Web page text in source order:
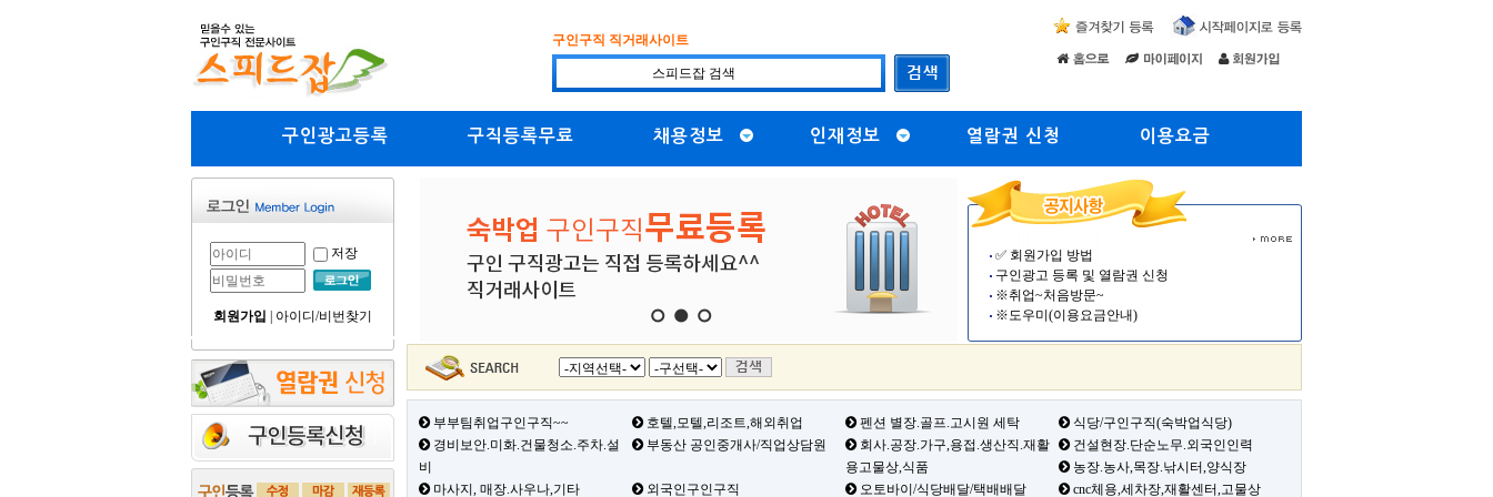
구인구직 직거래사이트
구인광고등록 구직등록무료 채용정보 인재정보 열람권 신청 이용요금
저장
회원가입
아이디/비번찾기
✅ 회원가입 방법
구인광고 등록 및 열람권 신청
※취업~처음방문~
※도우미(이용요금안내)
부부팀취업구인구직~~ 호텔,모텔,리조트,해외취업 펜션 별장.골프.고시원 세탁
식당/구인구직(숙박업식당)
경비보안.미화.건물청소.주차.설
비
부동산 공인중개사/직업상담원
회사.공장.가구,용접.생산직.재활
용고물상,식품
건설현장.단순노무.외국인인력
농장.농사,목장.낚시터,양식장
마사지, 매장.사우나,기타
외국인구인구직 오토바이/식당배달/택배배달 cnc체용,세차장,재활센터,고물상